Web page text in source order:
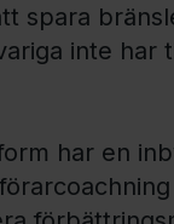
spara
inte har
har en